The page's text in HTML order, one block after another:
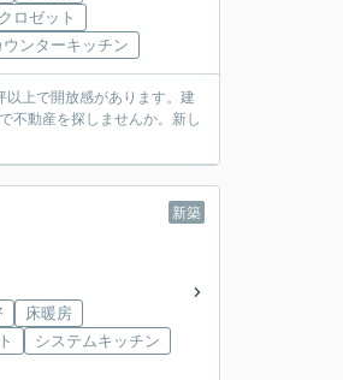
ロゼット
ウンターキッチン
上で開放感があります。建
不動産を探しませんか。新し
新築
床暖房
システムキッチン